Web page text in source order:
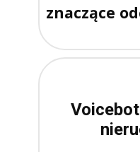
znaczące